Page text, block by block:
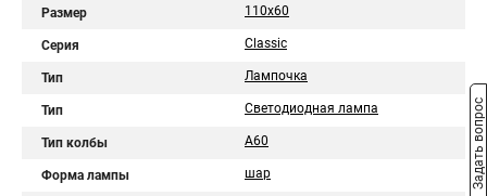
Размер 110x60
Серия Classic
Тип Лампочка
Тип Светодиодная лампа
Тип колбы A60
Форма лампы шар Задать вопрос